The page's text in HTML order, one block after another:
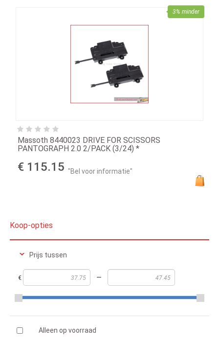
Koop-opties
Prijs tussen
€ —
Alleen op voorraad
Massoth 8440023 DRIVE FOR SCISSORS
PANTOGRAPH 2.0 2/PACK (3/24) *
€ 115.15 "Bel voor informatie"
3% minder